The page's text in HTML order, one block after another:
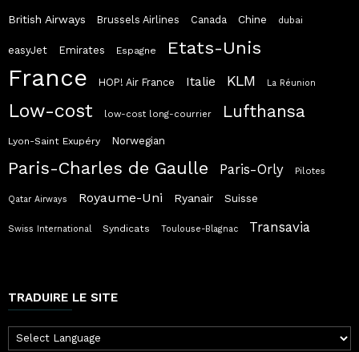
British Airways Brussels Airlines Canada Chine dubai
easyJet Emirates Espagne Etats-Unis
France HOP! Air France Italie KLM La Réunion
Low-cost low-cost long-courrier Lufthansa
Lyon-Saint Exupéry Norwegian
Paris-Charles de Gaulle Paris-Orly Pilotes
Qatar Airways Royaume-Uni Ryanair Suisse
Swiss International Syndicats Toulouse-Blagnac Transavia
TRADUIRE LE SITE